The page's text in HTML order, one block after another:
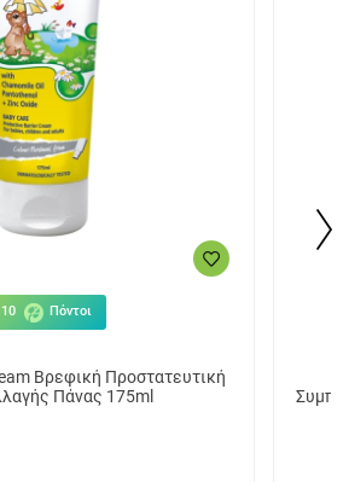
Πόντοι
Βρεφική Προστατευτική
Πάνας 175ml